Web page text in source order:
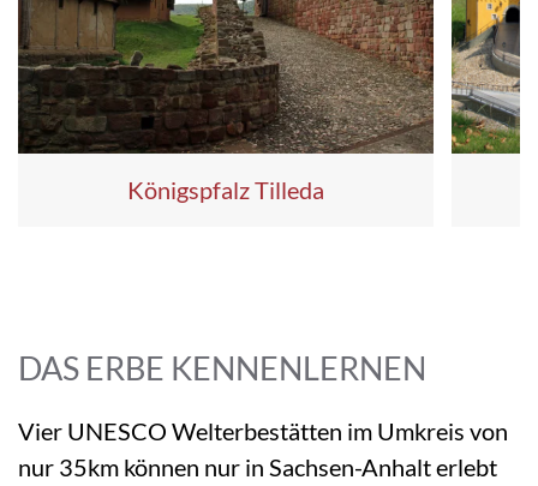
Königspfalz Tilleda
DAS ERBE KENNENLERNEN
Vier UNESCO Welterbestätten im Umkreis von
nur 35km können nur in Sachsen-Anhalt erlebt